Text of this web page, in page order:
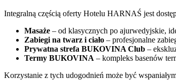
Integralną częścią oferty Hotelu HARNAŚ jest
Masaże – od klasycznych po ajurwedyjskie,
Zabiegi na twarz i ciało – profesjonalne
Prywatna strefa BUKOVINA Club –
Termy BUKOVINA – kompleks basenów
Korzystanie z tych udogodnień może być